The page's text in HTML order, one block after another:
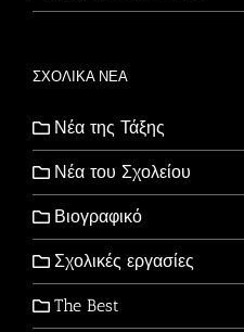
ΣΧΟΛΙΚΑ ΝΕΑ
Νέα της Τάξης
Νέα του Σχολείου
Βιογραφικό
Σχολικές εργασίες
The Best